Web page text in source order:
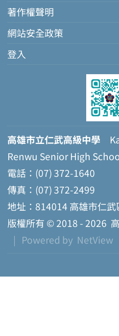
著作權聲明
網站安全政策
登入
高雄市立仁武高級中學
Renwu Senior High
電話：(07) 372-1640
傳真：(07) 372-2499
地址：814014 高雄市仁
版權所有 © 2018 - 2026
| Powered by NetView